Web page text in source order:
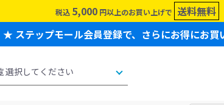
税込 5,000 円以上のお買い上げで 送料無料
★ ステップモール会員登録で、さらにお得にお